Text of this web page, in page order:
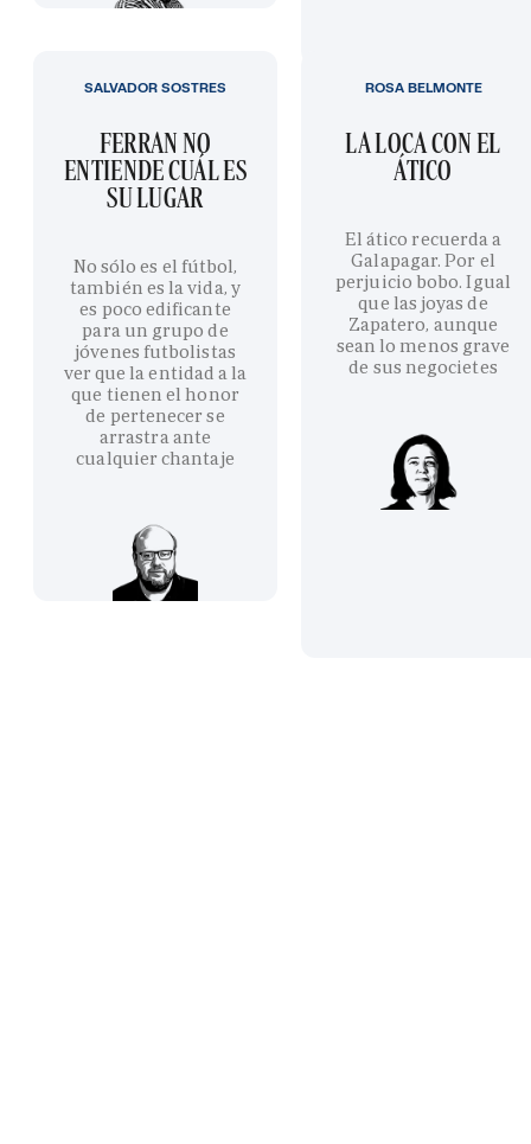
FERRAN NO
ENTIENDE CUÁL ES
SU LUGAR
No sólo es el fútbol,
también es la vida, y
es poco edificante
para un grupo de
jóvenes futbolistas
ver que la entidad a la
que tienen el honor
de pertenecer se
arrastra ante
cualquier chantaje
SALVADOR SOSTRES
LA LOCA CON EL
ÁTICO
El ático recuerda a
Galapagar. Por el
perjuicio bobo. Igual
que las joyas de
Zapatero, aunque
sean lo menos grave
de sus negocietes
ROSA BELMONTE